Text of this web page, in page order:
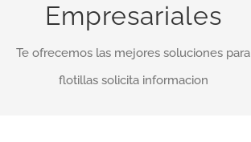
Empresariales
Te ofrecemos las mejores soluciones para
flotillas solicita informacion
Te daremos la mejor solución a un fabuloso
precio contáctanos
INFORMES